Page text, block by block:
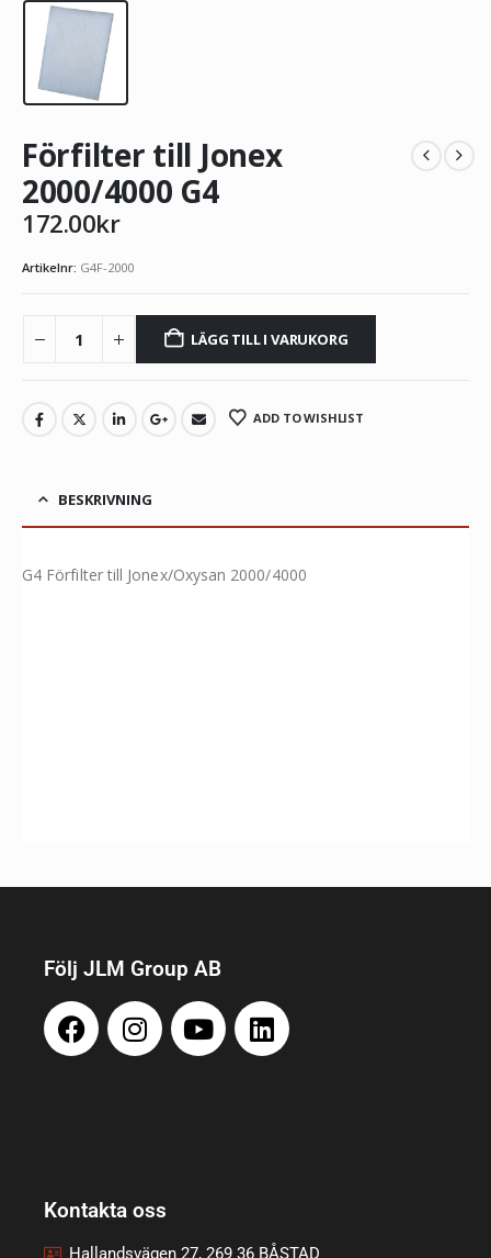
Förfilter till Jonex
2000/4000 G4
172.00kr
Artikelnr: G4F-2000
LÄGG TILL I VARUKORG
ADD TO WISHLIST
BESKRIVNING
G4 Förfilter till Jonex/Oxysan 2000/4000
Följ JLM Group AB
Kontakta oss
Hallandsvägen 27, 269 36 BÅSTAD